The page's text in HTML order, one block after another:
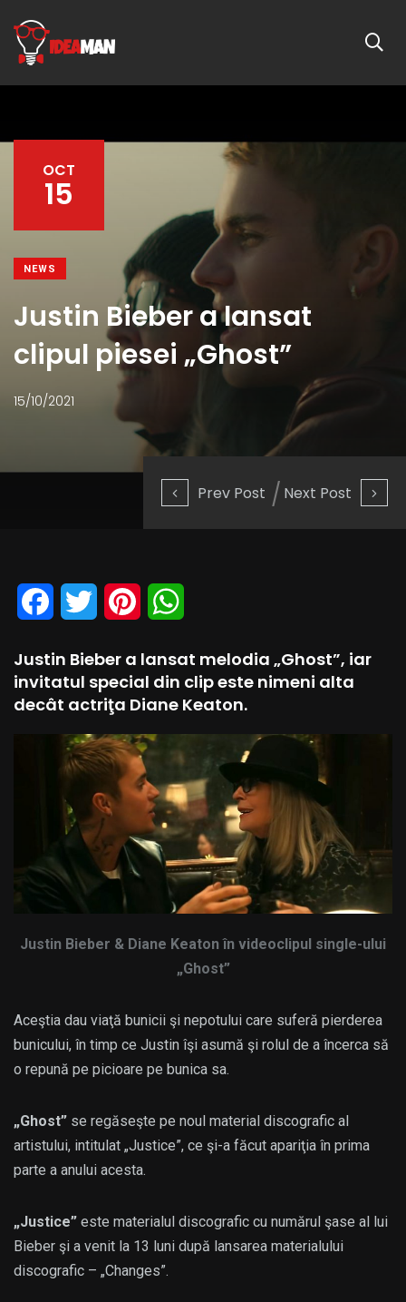
Prev Post Next Post
OCT
15
NEWS
Justin Bieber a lansat
clipul piesei „Ghost”
15/10/2021
Facebook
Twitter Pinterest
Justin Bieber a lansat melodia „Ghost”, iar
invitatul special din clip este nimeni alta
decât actriţa Diane Keaton.
Justin Bieber & Diane Keaton în videoclipul single-ului
„Ghost”
Aceştia dau viaţă bunicii şi nepotului care suferă pierderea
bunicului, în timp ce Justin îşi asumă şi rolul de a încerca să
o repună pe picioare pe bunica sa.
„Ghost” se regăseşte pe noul material discografic al
artistului, intitulat „Justice”, ce şi-a făcut apariţia în prima
parte a anului acesta.
„Justice” este materialul discografic cu numărul şase al lui
Bieber şi a venit la 13 luni după lansarea materialului
discografic – „Changes”.